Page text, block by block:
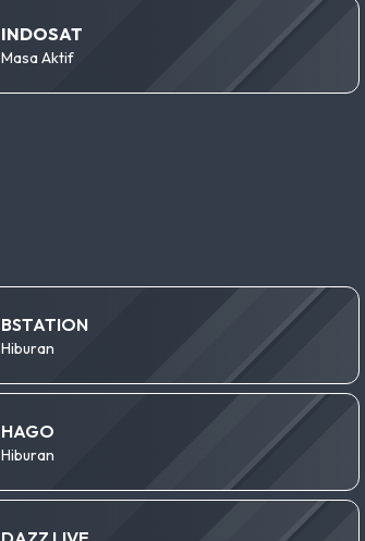
INDOSAT
Masa Aktif
BSTATION
Hiburan
HAGO
Hiburan